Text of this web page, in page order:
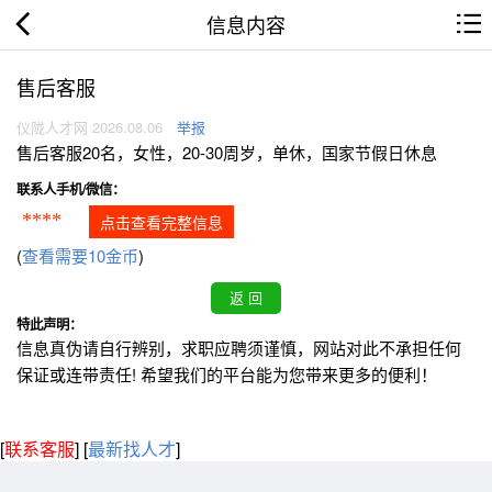
信息内容
售后客服
仪陇人才网 2026.08.06 举报
售后客服20名，女性，20-30周岁，单休，国家节假日休息
联系人手机/微信：
**** 点击查看完整信息
(查看需要10金币)
特此声明：
信息真伪请自行辨别，求职应聘须谨慎，网站对此不承担任何
保证或连带责任! 希望我们的平台能为您带来更多的便利！
[联系客服] [最新找人才]